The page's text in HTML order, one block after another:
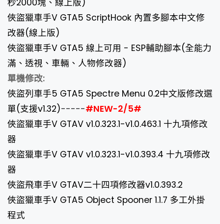
俠盜獵車手V GTA5 ScriptHook 內置多腳本中文修
改器(線上版)
俠盜獵車手V GTA5 線上可用 - ESP輔助腳本(全能力
滿、透視、車輛、人物修改器)
單機修改:
俠盜列車手5 GTA5 Spectre Menu 0.2中文版修改選
單(支援v1.32)-----#NEW-2/5#
俠盜獵車手V GTAV v1.0.323.1-v1.0.463.1 十九項修改
器
俠盜獵車手V GTAV v1.0.323.1-v1.0.393.4 十九項修改
器
俠盜飛車手V GTAV二十四項修改器v1.0.393.2
俠盜獵車手V GTA5 Object Spooner 1.1.7 多工外掛
程式